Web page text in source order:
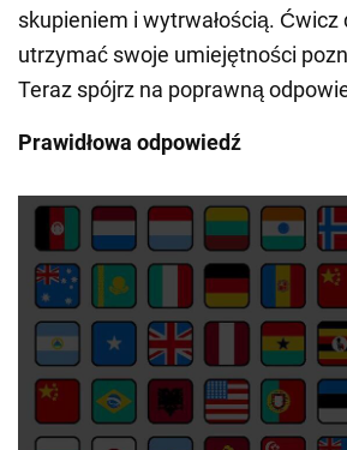
skupieniem i wytrwałością. Ćwicz
utrzymać swoje umiejętności
Teraz spójrz na poprawną
Prawidłowa odpowiedź